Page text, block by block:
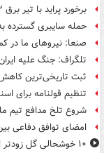
برخورد پراید با تیر برق ۲ فوتی بر جای گذاشت
حمله سایبری گسترده
صنعا: نیروهای ما در
تلگراف: جنگ علیه
ثبت تاریخی‌ترین
تنظیم قولنامه برای
شروع تلخ مدافع تیم
امضای توافق دفاعی
۱۰ خوشحالی گل زودتر از موعد